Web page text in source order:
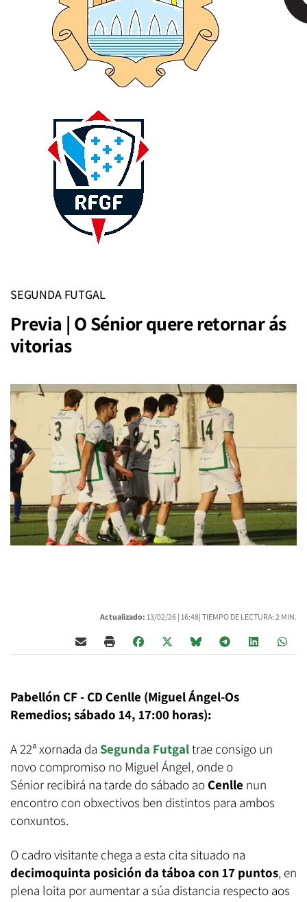
SEGUNDA FUTGAL
Previa | O Sénior quere retornar ás
vitorias
Actualizado: 13/02/26 | 16:48| TIEMPO DE LECTURA: 2 MIN.
Pabellón CF - CD Cenlle (Miguel Ángel-Os
Remedios; sábado 14, 17:00 horas):
A 22ª xornada da Segunda Futgaltrae consigo un
novo compromiso no Miguel Ángel, onde o
Sénior recibirá na tarde do sábado ao Cenlle nun
encontro con obxectivos ben distintos para ambos
conxuntos.
O cadro visitante chega a esta cita situado na
decimoquinta posición da táboa con 17 puntos, en
plena loita por aumentar a súa distancia respecto aos